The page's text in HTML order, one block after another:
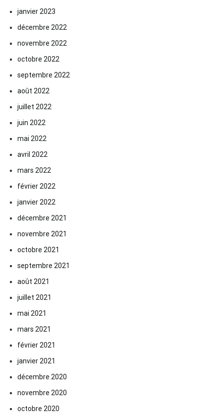
janvier 2023
décembre 2022
novembre 2022
octobre 2022
septembre 2022
août 2022
juillet 2022
juin 2022
mai 2022
avril 2022
mars 2022
février 2022
janvier 2022
décembre 2021
novembre 2021
octobre 2021
septembre 2021
août 2021
juillet 2021
mai 2021
mars 2021
février 2021
janvier 2021
décembre 2020
novembre 2020
octobre 2020